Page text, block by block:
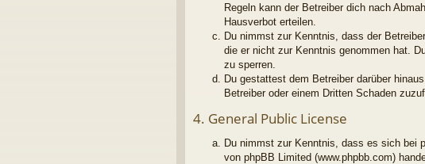
Regeln kann der Betreiber dich nach
Hausverbot erteilen.
Du nimmst zur Kenntnis, dass der
die er nicht zur Kenntnis genommen hat.
zu sperren.
Du gestattest dem Betreiber darüber
Betreiber oder einem Dritten Schaden
4. General Public License
Du nimmst zur Kenntnis, dass es sich bei
von phpBB Limited (www.phpbb.com)